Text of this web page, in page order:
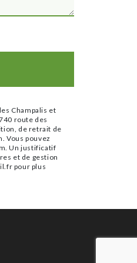
Champalis et
route des
de retrait de
Vous pouvez
Un justificatif
et de gestion
pour plus